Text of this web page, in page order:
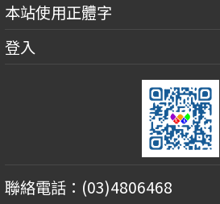
本站使用正體字
登入
聯絡電話：(03)4806468